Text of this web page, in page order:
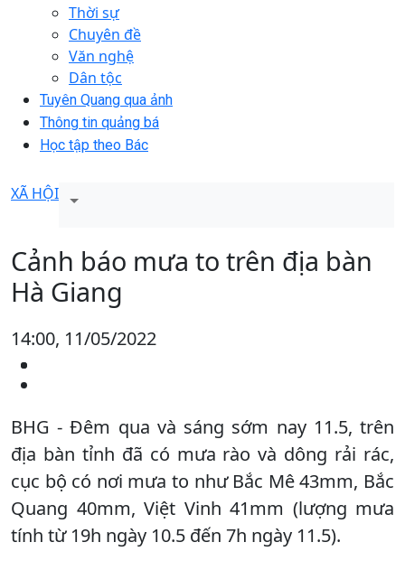
Thời sự
Chuyên đề
Văn nghệ
Dân tộc
Tuyên Quang qua ảnh
Thông tin quảng bá
Học tập theo Bác
XÃ HỘI
Cảnh báo mưa to trên địa bàn
Hà Giang
14:00, 11/05/2022
BHG - Đêm qua và sáng sớm nay 11.5, trên
địa bàn tỉnh đã có mưa rào và dông rải rác,
cục bộ có nơi mưa to như Bắc Mê 43mm, Bắc
Quang 40mm, Việt Vinh 41mm (lượng mưa
tính từ 19h ngày 10.5 đến 7h ngày 11.5).